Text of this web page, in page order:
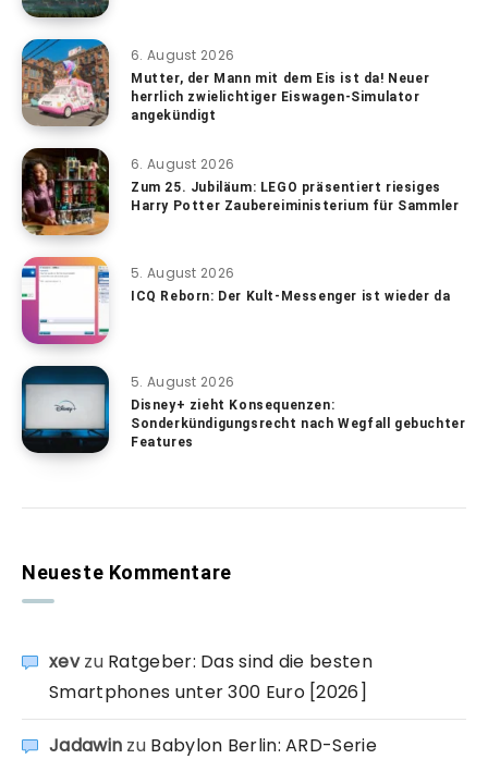
6. August 2026
Mutter, der Mann mit dem Eis ist da! Neuer
herrlich zwielichtiger Eiswagen-Simulator
angekündigt
6. August 2026
Zum 25. Jubiläum: LEGO präsentiert riesiges
Harry Potter Zaubereiministerium für Sammler
5. August 2026
ICQ Reborn: Der Kult-Messenger ist wieder da
5. August 2026
Disney+ zieht Konsequenzen:
Sonderkündigungsrecht nach Wegfall gebuchter
Features
Neueste Kommentare
xevzu Ratgeber: Das sind die besten
Smartphones unter 300 Euro [2026]
Jadawin zu Babylon Berlin: ARD-Serie